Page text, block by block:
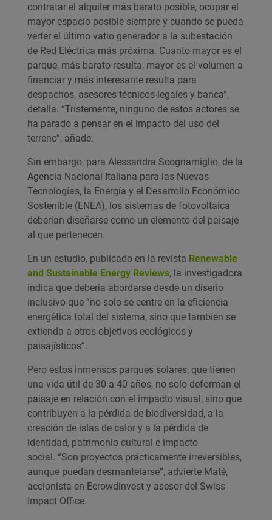
contratar el alquiler más barato posible, ocupar el
mayor espacio posible siempre y cuando se pueda
verter el último vatio generador a la subestación
de Red Eléctrica más próxima. Cuanto mayor es el
parque, más barato resulta, mayor es el volumen a
financiar y más interesante resulta para
despachos, asesores técnicos-legales y banca”,
detalla. “Tristemente, ninguno de estos actores se
ha parado a pensar en el impacto del uso del
terreno”, añade.
Sin embargo, para Alessandra Scognamiglio, de la
Agencia Nacional Italiana para las Nuevas
Tecnologías, la Energía y el Desarrollo Económico
Sostenible (ENEA), los sistemas de fotovoltaica
deberían diseñarse como un elemento del paisaje
al que pertenecen.
En un estudio, publicado en la revista Renewable
and Sustainable Energy Reviews, la investigadora
indica que debería abordarse desde un diseño
inclusivo que “no solo se centre en la eficiencia
energética total del sistema, sino que también se
extienda a otros objetivos ecológicos y
paisajísticos”.
Pero estos inmensos parques solares, que tienen
una vida útil de 30 a 40 años, no solo deforman el
paisaje en relación con el impacto visual, sino que
contribuyen a la pérdida de biodiversidad, a la
creación de islas de calor y a la pérdida de
identidad, patrimonio cultural e impacto
social. “Son proyectos prácticamente irreversibles,
aunque puedan desmantelarse”, advierte Maté,
accionista en Ecrowdinvest y asesor del Swiss
Impact Office.